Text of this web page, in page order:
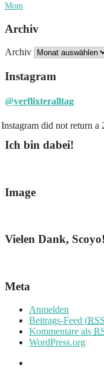
Mom
Archiv
Archiv
Instagram
@verflixteralltag
Instagram did not return a
Ich bin dabei!
Image
Vielen Dank, Scoyo!
Meta
Anmelden
Beitrags-Feed (RSS
Kommentare als
WordPress.org